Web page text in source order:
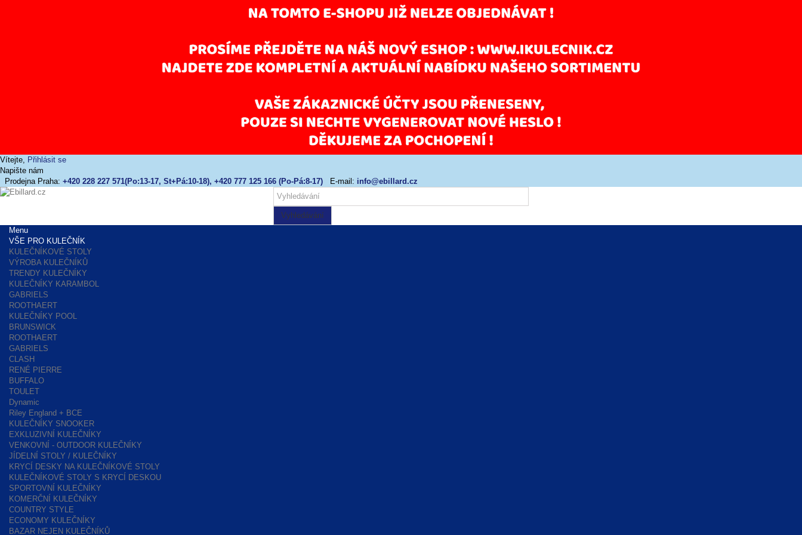
Vítejte,
Přihlásit se
Napište nám
Prodejna Praha: +420 228 227 571(Po:13-17, St+Pá:10-18), +420 777 125 166 (Po-Pá:8-17) E-mail: info@ebillard.cz
Vyhledávání
Menu
VŠE PRO KULEČNÍK
KULEČNÍKOVÉ STOLY
VÝROBA KULEČNÍKŮ
TRENDY KULEČNÍKY
KULEČNÍKY KARAMBOL
GABRIELS
ROOTHAERT
KULEČNÍKY POOL
BRUNSWICK
ROOTHAERT
GABRIELS
CLASH
RENÉ PIERRE
BUFFALO
TOULET
Dynamic
Riley England + BCE
KULEČNÍKY SNOOKER
EXKLUZIVNÍ KULEČNÍKY
VENKOVNÍ - OUTDOOR KULEČNÍKY
JÍDELNÍ STOLY / KULEČNÍKY
KRYCÍ DESKY NA KULEČNÍKOVÉ STOLY
KULEČNÍKOVÉ STOLY S KRYCÍ DESKOU
SPORTOVNÍ KULEČNÍKY
KOMERČNÍ KULEČNÍKY
COUNTRY STYLE
ECONOMY KULEČNÍKY
BAZAR NEJEN KULEČNÍKŮ